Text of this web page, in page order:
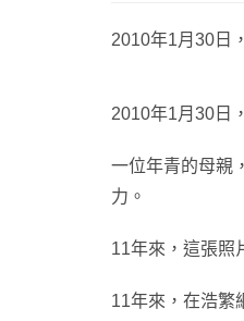
2010年1月30日
2010年1月30日
一位年青的母親
力。
11年來，這張照
11年來，在浩繁